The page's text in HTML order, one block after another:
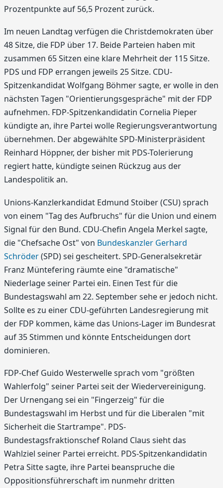
Prozentpunkte auf 56,5 Prozent zurück.
Im neuen Landtag verfügen die Christdemokraten über
48 Sitze, die FDP über 17. Beide Parteien haben mit
zusammen 65 Sitzen eine klare Mehrheit der 115 Sitze.
PDS und FDP errangen jeweils 25 Sitze. CDU-
Spitzenkandidat Wolfgang Böhmer sagte, er wolle in den
nächsten Tagen "Orientierungsgespräche" mit der FDP
aufnehmen. FDP-Spitzenkandidatin Cornelia Pieper
kündigte an, ihre Partei wolle Regierungsverantwortung
übernehmen. Der abgewählte SPD-Ministerpräsident
Reinhard Höppner, der bisher mit PDS-Tolerierung
regiert hatte, kündigte seinen Rückzug aus der
Landespolitik an.
Unions-Kanzlerkandidat Edmund Stoiber (CSU) sprach
von einem "Tag des Aufbruchs" für die Union und einem
Signal für den Bund. CDU-Chefin Angela Merkel sagte,
die "Chefsache Ost" von Bundeskanzler Gerhard
Schröder(SPD) sei gescheitert. SPD-Generalsekretär
Franz Müntefering räumte eine "dramatische"
Niederlage seiner Partei ein. Einen Test für die
Bundestagswahl am 22. September sehe er jedoch nicht.
Sollte es zu einer CDU-geführten Landesregierung mit
der FDP kommen, käme das Unions-Lager im Bundesrat
auf 35 Stimmen und könnte Entscheidungen dort
dominieren.
FDP-Chef Guido Westerwelle sprach vom "größten
Wahlerfolg" seiner Partei seit der Wiedervereinigung.
Der Urnengang sei ein "Fingerzeig" für die
Bundestagswahl im Herbst und für die Liberalen "mit
Sicherheit die Startrampe". PDS-
Bundestagsfraktionschef Roland Claus sieht das
Wahlziel seiner Partei erreicht. PDS-Spitzenkandidatin
Petra Sitte sagte, ihre Partei beanspruche die
Oppositionsführerschaft im nunmehr dritten